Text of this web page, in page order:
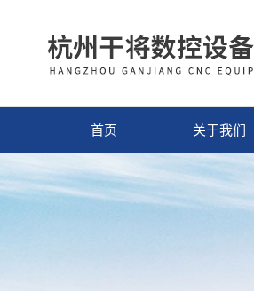
首页 关于我们